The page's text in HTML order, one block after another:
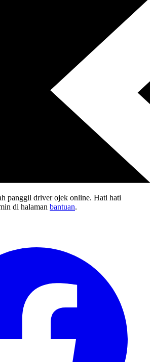
panggil driver ojek online. Hati hati
di halaman bantuan.